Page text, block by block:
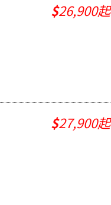
$26,900起
$27,900起